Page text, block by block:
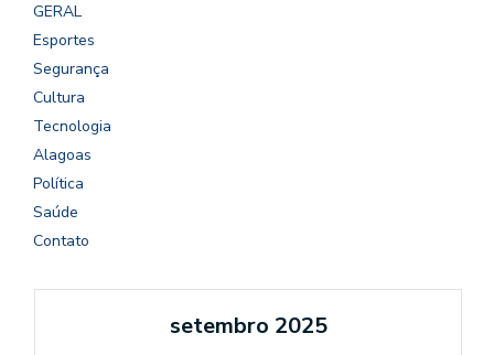
GERAL
Esportes
Segurança
Cultura
Tecnologia
Alagoas
Política
Saúde
Contato
setembro 2025